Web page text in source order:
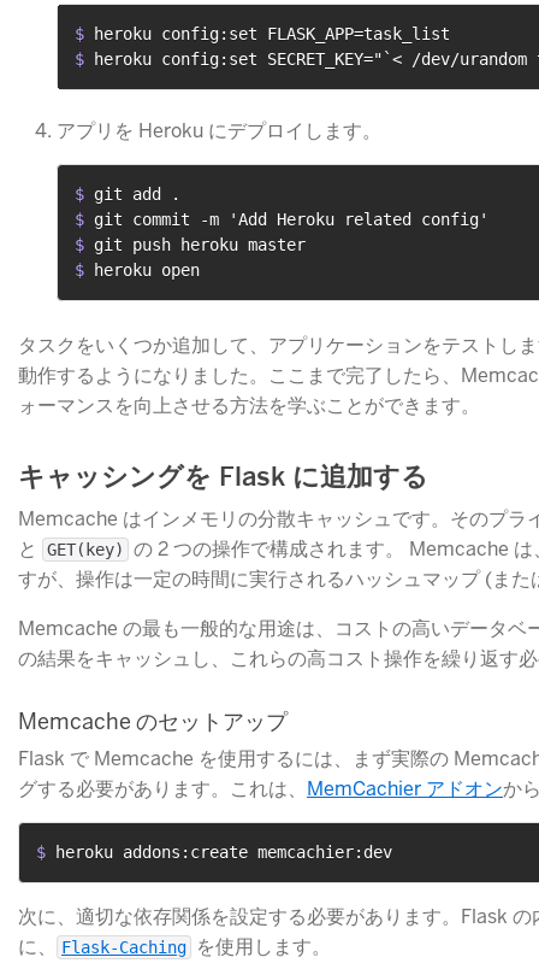
$
heroku config:set FLASK_APP=task_list
$
heroku config:set SECRET_KEY="`< /dev/
アプリを Heroku にデプロイします。
$ git add .
$ git commit -m 'Add Heroku related config'
$ git push heroku master
$
heroku open
タスクをいくつか追加して、アプリケーションをテストし
動作するようになりました。ここまで完了したら、
ォーマンスを向上させる方法を学ぶことができます。
キャッシングを Flask に追加する
Memcache はインメモリの分散キャッシュです。そのプラ
と
GET(key)
の 2 つの操作で構成されます。 Memcache
すが、操作は一定の時間に実行されるハッシュマップ (ま
Memcache の最も一般的な用途は、コストの高いデータベ
の結果をキャッシュし、これらの高コスト操作を繰り返す
Memcache のセットアップ
Flask で Memcache を使用するには、まず実際の
グする必要があります。これは、 MemCachier アドオンか
$ heroku addons:create memcachier:dev
次に、適切な依存関係を設定する必要があります。Flask
に、
Flask-Caching ​ を使用します。